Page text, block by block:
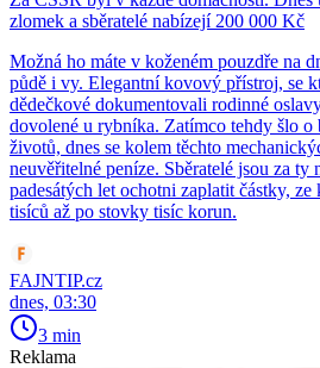
zlomek a sběratelé nabízejí 200 000 Kč
Možná ho máte v koženém pouzdře na
půdě i vy. Elegantní kovový přístroj, se
dědečkové dokumentovali rodinné
dovolené u rybníka. Zatímco tehdy šlo o
životů, dnes se kolem těchto
neuvěřitelné peníze. Sběratelé jsou za ty
padesátých let ochotni zaplatit částky,
tisíců až po stovky tisíc korun.
FAJNTIP.cz
dnes, 03:30
3 min
Reklama